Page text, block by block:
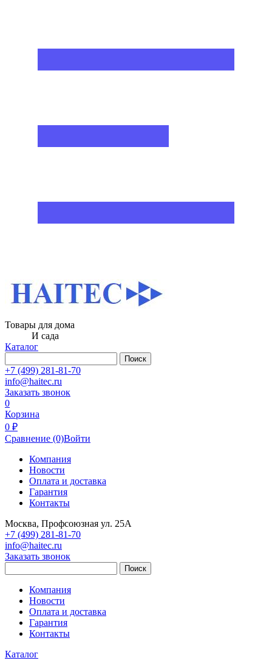
Товары для дома
И сада
Каталог
Поиск
+7 (499) 281-81-70
info@haitec.ru
Заказать звонок
0
Корзина
0 ₽
Сравнение (0)Войти
Компания
Новости
Оплата и доставка
Гарантия
Контакты
Москва, Профсоюзная ул. 25А
+7 (499) 281-81-70
info@haitec.ru
Заказать звонок
Поиск
Компания
Новости
Оплата и доставка
Гарантия
Контакты
Каталог